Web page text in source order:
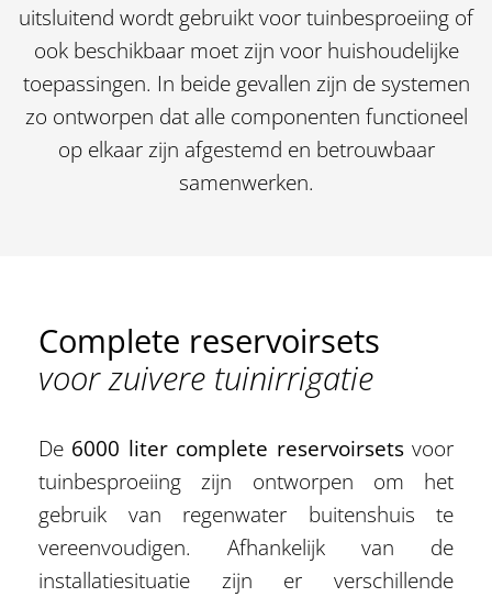
uitsluitend wordt gebruikt voor tuinbesproeiing of
ook beschikbaar moet zijn voor huishoudelijke
toepassingen. In beide gevallen zijn de systemen
zo ontworpen dat alle componenten functioneel
op elkaar zijn afgestemd en betrouwbaar
samenwerken.
Complete reservoirsets
voor zuivere tuinirrigatie
De 6000 liter complete reservoirsetsvoor
tuinbesproeiing zijn ontworpen om het
gebruik van regenwater buitenshuis te
vereenvoudigen. Afhankelijk van de
installatiesituatie zijn er verschillende